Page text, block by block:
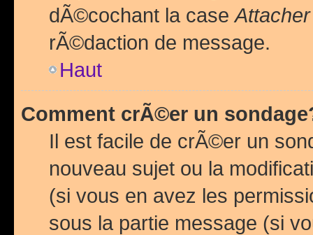
dÃ©cochant la case
rÃ©daction de message.
Haut
Comment crÃ©er un
Il est facile de crÃ©er un
nouveau sujet ou la
(si vous en avez les
sous la partie message (si